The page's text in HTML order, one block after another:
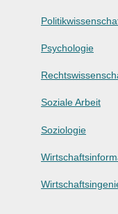
Psychologie
Soziale Arbeit
Soziologie